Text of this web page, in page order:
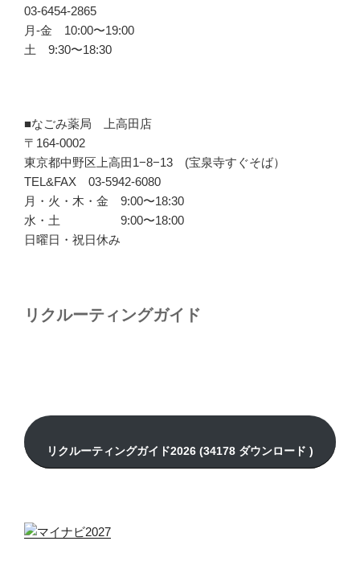
03-6454-2865
月-金 10:00〜19:00
土 9:30〜18:30
■なごみ薬局 上高田店
〒164-0002
東京都中野区上高田1−8−13 (宝泉寺すぐそば）
TEL&FAX 03-5942-6080
月・火・木・金 9:00〜18:30
水・土 9:00〜18:00
日曜日・祝日休み
リクルーティングガイド